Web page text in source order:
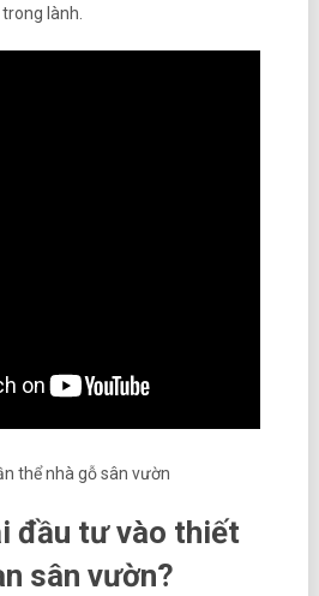
lành.
thể nhà gỗ sân vườn
đầu tư vào thiết
sân vườn?